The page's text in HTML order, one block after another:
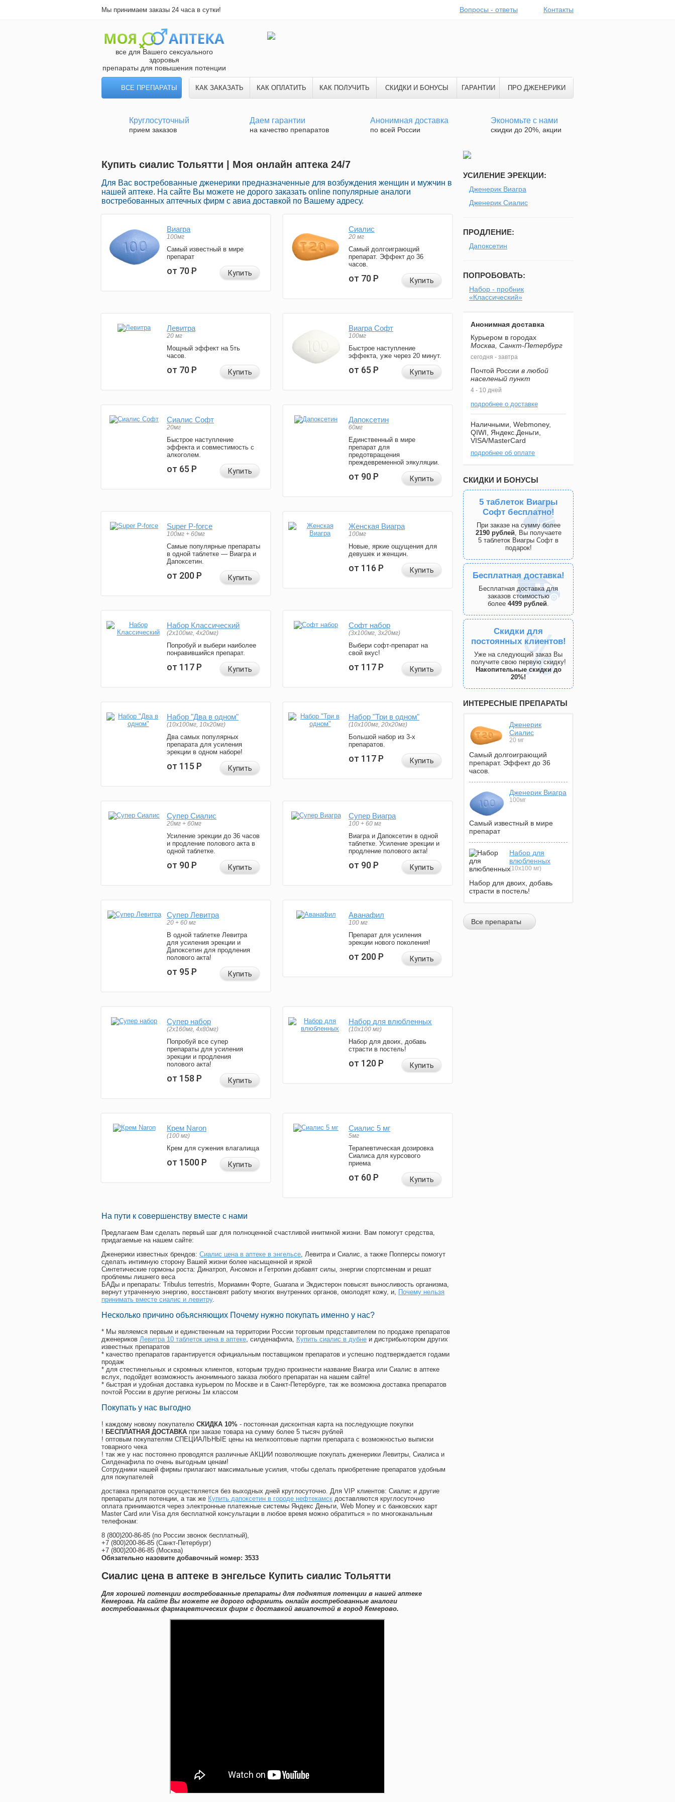
Мы принимаем заказы 24 часа в сутки! Вопросы - ответы Контакты
все для Вашего сексуального
здоровья
препараты для повышения потенции
ВСЕ ПРЕПАРАТЫ КАК ЗАКАЗАТЬ КАК ОПЛАТИТЬ КАК ПОЛУЧИТЬ СКИДКИ И БОНУСЫ ГАРАНТИИ ПРО ДЖЕНЕРИКИ
Круглосуточный
прием заказов
Даем гарантии
на качество препаратов
Анонимная доставка
по всей России
Экономьте с нами
скидки до 20%, акции
Купить сиалис Тольятти | Моя онлайн аптека 24/7
Для Вас востребованные дженерики предназначенные для возбуждения женщин и мужчин в
нашей аптеке. На сайте Вы можете не дорого заказать online популярные аналоги
востребованных аптечных фирм с авиа доставкой по Вашему адресу.
Виагра
100мг
Самый известный в мире
препарат
от 70Р Купить
Сиалис
20 мг
Самый долгоиграющий
препарат. Эффект до 36
часов.
от 70Р Купить
Левитра
20 мг
Мощный эффект на 5ть
часов.
от 70Р Купить
Виагра Софт
100мг
Быстрое наступление
эффекта, уже через 20 минут.
от 65Р Купить
Сиалис Софт
20мг
Быстрое наступление
эффекта и совместимость с
алкоголем.
от 65Р Купить
Дапоксетин
60мг
Единственный в мире
препарат для
предотвращения
преждевременной эякуляции.
от 90Р Купить
Super P-force
100мг + 60мг
Самые популярные препараты
в одной таблетке — Виагра и
Дапоксетин.
от 200Р Купить
Женская Виагра
100мг
Новые, яркие ощущения для
девушек и женщин.
от 116Р Купить
Набор Классический
(2x100мг, 4x20мг)
Попробуй и выбери наиболее
понравившийся препарат.
от 117Р Купить
Софт набор
(3x100мг, 3x20мг)
Выбери софт-препарат на
свой вкус!
от 117Р Купить
Набор "Два в одном"
(10x100мг, 10x20мг)
Два самых популярных
препарата для усиления
эрекции в одном наборе!
от 115Р Купить
Набор "Три в одном"
(10x100мг, 20x20мг)
Большой набор из 3-х
препаратов.
от 117Р Купить
Супер Сиалис
20мг + 60мг
Усиление эрекции до 36 часов
и продление полового акта в
одной таблетке.
от 90Р Купить
Супер Виагра
100 + 60 мг
Виагра и Дапоксетин в одной
таблетке. Усиление эрекции и
продление полового акта!
от 90Р Купить
Супер Левитра
20 + 60 мг
В одной таблетке Левитра
для усиления эрекции и
Дапоксетин для продления
полового акта!
от 95Р Купить
Аванафил
100 мг
Препарат для усиления
эрекции нового поколения!
от 200Р Купить
Супер набор
(2х160мг, 4х80мг)
Попробуй все супер
препараты для усиления
эрекции и продления
полового акта!
от 158Р Купить
Набор для влюбленных
(10х100 мг)
Набор для двоих, добавь
страсти в постель!
от 120Р Купить
Крем Naron
(100 мг)
Крем для сужения влагалища
от 1500Р Купить
Сиалис 5 мг
5мг
Терапевтическая дозировка
Сиалиса для курсового
приема
от 60Р Купить
На пути к совершенству вместе с нами
Предлагаем Вам сделать первый шаг для полноценной счастливой инитмной жизни. Вам помогут средства,
придагаемые на нашем сайте:
Дженерики известных брендов: Сиалис цена в аптеке в энгельсе, Левитра и Сиалис, а также Попперсы помогут
сделать интимную сторону Вашей жизни более насыщенной и яркой
Синтетические гормоны роста: Динатроп, Ансомон и Гетропин добавят силы, энергии спортсменам и решат
проблемы лишнего веса
БАДы и препараты: Tribulus terrestris, Мориамин Форте, Guarana и Экдистерон повысят выносливость организма,
вернут утраченную энергию, восстановят работу многих внутренних органов, омолодят кожу, и, Почему нельзя
принимать вместе сиалис и левитру.
Несколько причино объясняющих Почему нужно покупать именно у нас?
* Мы являемся первым и единственным на территории России торговым представителем по продаже препаратов
дженериков Левитра 10 таблеток цена в аптеке, силденафила, Купить сиалис в дубне и дистрибьютором других
известных препаратов
* качество препаратов гарантируется официальным поставщиком препаратов и успешно подтверждается годами
продаж
* для стестинельных и скромных клиентов, которым трудно произнести название Виагра или Сиалис в аптеке
вслух, подойдет возможность анонимныого заказа любого препаратан на нашем сайте!
* быстрая и удобная доставка курьером по Москве и в Санкт-Петербурге, так же возможна доставка препаратов
почтой России в другие регионы 1м классом
Покупать у нас выгодно
! каждому новому покупателю СКИДКА 10% - постоянная дисконтная карта на последующие покупки
! БЕСПЛАТНАЯ ДОСТАВКА при заказе товара на сумму более 5 тысяч рублей
! оптовым покупателям СПЕЦИАЛЬНЫЕ цены на мелкооптовые партии препарата с возможностью выписки
товарного чека
! так же у нас постоянно проводятся различные АКЦИИ позволяющие покупать дженерики Левитры, Сиалиса и
Силденафила по очень выгодным ценам!
Cотрудники нашей фирмы прилагают максимальные усилия, чтобы сделать приобретение препаратов удобным
для покупателей
доставка препаратов осуществляется без выходных дней круглосуточно. Для VIP клиентов: Сиалис и другие
препараты для потенции, а так же Купить дапоксетин в городе нефтекамск доставляются круглосуточно
оплата принимаются через электронные платежные системы Яндекс Деньги, Web Money и с банковских карт
Master Card или Visa для бесплатной консультации в любое время можно обратиться » по многоканальным
телефонам:
8 (800)200-86-85 (по России звонок бесплатный),
+7 (800)200-86-85 (Санкт-Петербург)
+7 (800)200-86-85 (Москва)
Обязательно назовите добавочный номер: 3533
Сиалис цена в аптеке в энгельсе Купить сиалис Тольятти
Для хорошей потенции востребованные препараты для поднятия потенции в нашей аптеке
Кемерова. На сайте Вы можете не дорого оформить онлайн востребованные аналоги
востребованных фармацевтических фирм с доставкой авиапочтой в город Кемерово.
УСИЛЕНИЕ ЭРЕКЦИИ:
Дженерик Виагра
Дженерик Сиалис
ПРОДЛЕНИЕ:
Дапоксетин
ПОПРОБОВАТЬ:
Набор - пробник
«Классический»
Анонимная доставка
Курьером в городах
Москва, Санкт-Петербург
сегодня - завтра
Почтой России в любой
населеный пункт
4 - 10 дней
подробнее о доставке
Наличными, Webmoney,
QIWI, Яндекс.Деньги,
VISA/MasterCard
подробнее об оплате
СКИДКИ И БОНУСЫ
5 таблеток Виагры
Софт бесплатно!
При заказе на сумму более
2190 рублей, Вы получаете
5 таблеток Виагры Софт в
подарок!
Бесплатная доставка!
Бесплатная доставка для
заказов стоимостью
более 4499 рублей.
Скидки для
постоянных клиентов!
Уже на следующий заказ Вы
получите свою первую скидку!
Накопительные скидки до
20%!
ИНТЕРЕСНЫЕ ПРЕПАРАТЫ
Дженерик
Сиалис
20 мг
Самый долгоиграющий
препарат. Эффект до 36
часов.
Дженерик Виагра
100мг
Самый известный в мире
препарат
Набор для
влюбленных
(10х100 мг)
Набор для двоих, добавь
страсти в постель!
Все препараты